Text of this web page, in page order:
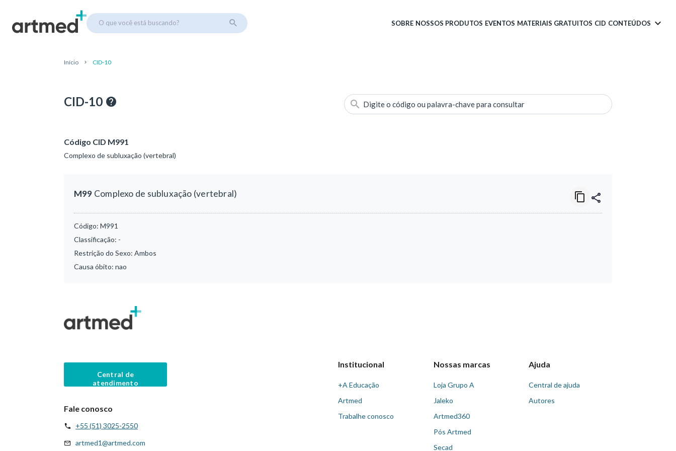
O que você está buscando? SOBRE NOSSOS PRODUTOS EVENTOS MATERIAIS GRATUITOS CID CONTEÚDOS
Início CID-10
CID-10 Digite o código ou palavra-chave para consultar
Código CID M991
Complexo de subluxação (vertebral)
M99 Complexo de subluxação (vertebral)
Código: M991
Classificação: -
Restrição do Sexo: Ambos
Causa óbito: nao
Central de
atendimento
Fale conosco
+55 (51) 3025-2550
artmed1@artmed.com
Institucional
+A Educação
Artmed
Trabalhe conosco
Nossas marcas
Loja Grupo A
Jaleko
Artmed360
Pós Artmed
Secad
Ajuda
Central de ajuda
Autores